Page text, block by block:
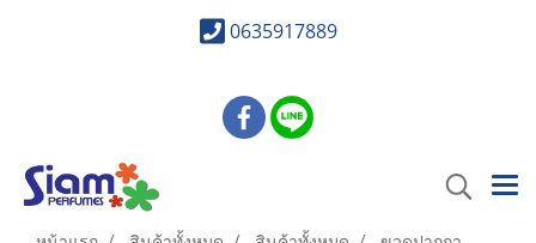
0635917889